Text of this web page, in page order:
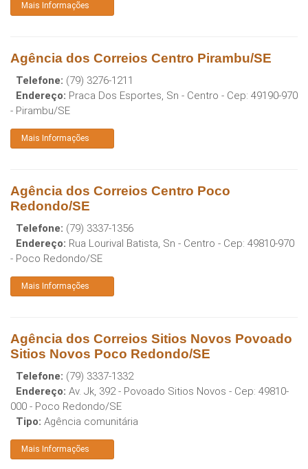
Mais Informações
Agência dos Correios Centro Pirambu/SE
Telefone: (79) 3276-1211
Endereço: Praca Dos Esportes, Sn - Centro - Cep: 49190-970
- Pirambu/SE
Mais Informações
Agência dos Correios Centro Poco
Redondo/SE
Telefone: (79) 3337-1356
Endereço: Rua Lourival Batista, Sn - Centro - Cep: 49810-970
- Poco Redondo/SE
Mais Informações
Agência dos Correios Sitios Novos Povoado
Sitios Novos Poco Redondo/SE
Telefone: (79) 3337-1332
Endereço: Av. Jk, 392 - Povoado Sitios Novos - Cep: 49810-
000 - Poco Redondo/SE
Tipo: Agência comunitária
Mais Informações